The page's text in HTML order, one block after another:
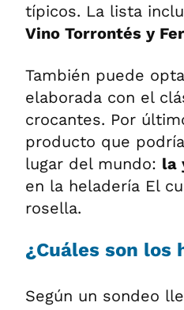
típicos. La lista
Vino Torrontés y
También puede
elaborada con el
crocantes. Por
producto que
lugar del mundo: la
en la heladería El
rosella.
¿Cuáles son los
Según un sondeo